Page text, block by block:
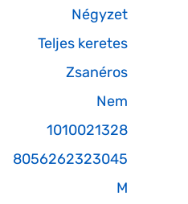
Négyzet
Teljes keretes
Zsanéros
Nem
1010021328
8056262323045
M